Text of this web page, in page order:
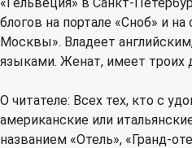
блогов на портале «Сноб» и
Москвы». Владеет
языками. Женат, имеет троих
О читателе: Всех тех, кто с
американские или
названием «Отель», «Гранд-